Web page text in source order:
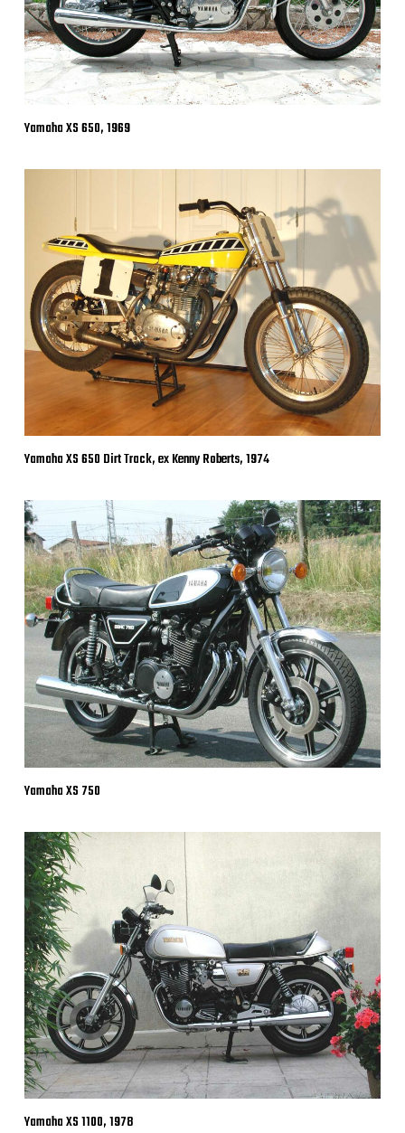
Yamaha XS 650, 1969
Yamaha XS 650 Dirt Track, ex Kenny Roberts, 1974
Yamaha XS 750
Yamaha XS 1100, 1978